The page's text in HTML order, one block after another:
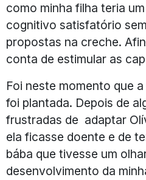
como minha filha teria
cognitivo satisfatório
propostas na creche.
conta de estimular as
Foi neste momento que
foi plantada. Depois de
frustradas de adaptar
ela ficasse doente e de
bába que tivesse um
desenvolvimento da